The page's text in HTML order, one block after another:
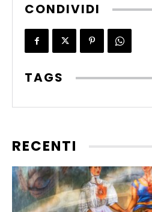
CONDIVIDI
TAGS
RECENTI